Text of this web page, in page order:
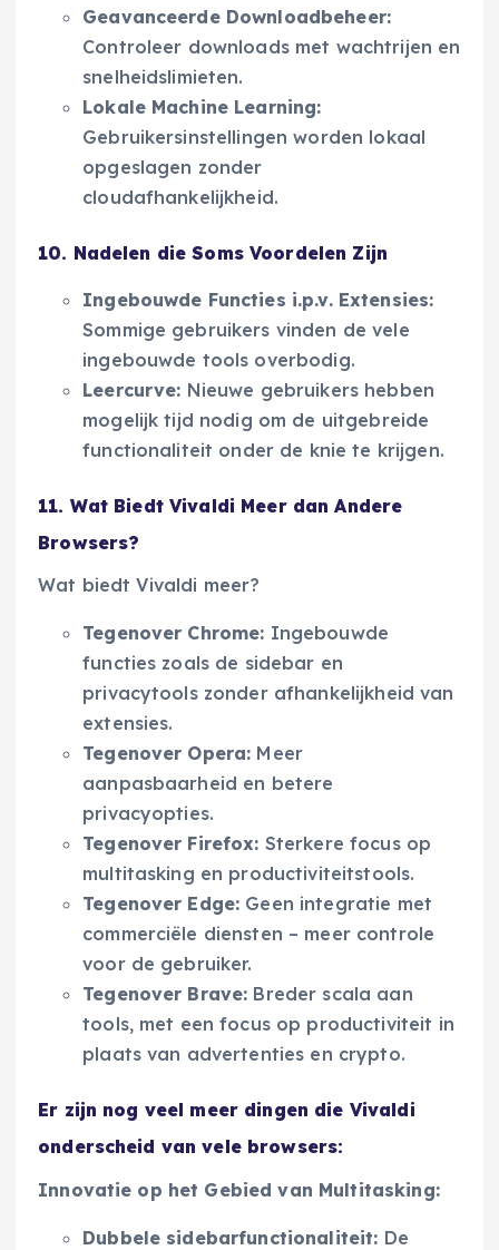
Geavanceerde Downloadbeheer:
Controleer downloads met wachtrijen en
snelheidslimieten.
Lokale Machine Learning:
Gebruikersinstellingen worden lokaal
opgeslagen zonder
cloudafhankelijkheid.
10. Nadelen die Soms Voordelen Zijn
Ingebouwde Functies i.p.v. Extensies:
Sommige gebruikers vinden de vele
ingebouwde tools overbodig.
Leercurve: Nieuwe gebruikers hebben
mogelijk tijd nodig om de uitgebreide
functionaliteit onder de knie te krijgen.
11. Wat Biedt Vivaldi Meer dan Andere
Browsers?
Wat biedt Vivaldi meer?
Tegenover Chrome: Ingebouwde
functies zoals de sidebar en
privacytools zonder afhankelijkheid van
extensies.
Tegenover Opera: Meer
aanpasbaarheid en betere
privacyopties.
Tegenover Firefox: Sterkere focus op
multitasking en productiviteitstools.
Tegenover Edge: Geen integratie met
commerciële diensten – meer controle
voor de gebruiker.
Tegenover Brave: Breder scala aan
tools, met een focus op productiviteit in
plaats van advertenties en crypto.
Er zijn nog veel meer dingen die Vivaldi
onderscheid van vele browsers:
Innovatie op het Gebied van Multitasking:
Dubbele sidebarfunctionaliteit: De